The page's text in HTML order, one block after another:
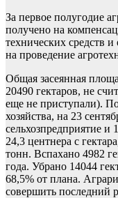
За первое полугодие
получено на
технических средств
на проведение
Общая засеянная
20490 гектаров, не
еще не приступали).
хозяйства, на 23
сельхозпредприятие
24,3 центнера с
тонн. Вспахано 4982
года. Убрано 14044
68,5% от плана.
совершить последний